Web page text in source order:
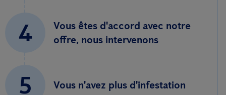
4
Vous êtes d'accord avec notre
offre, nous intervenons
5 Vous n'avez plus d'infestation